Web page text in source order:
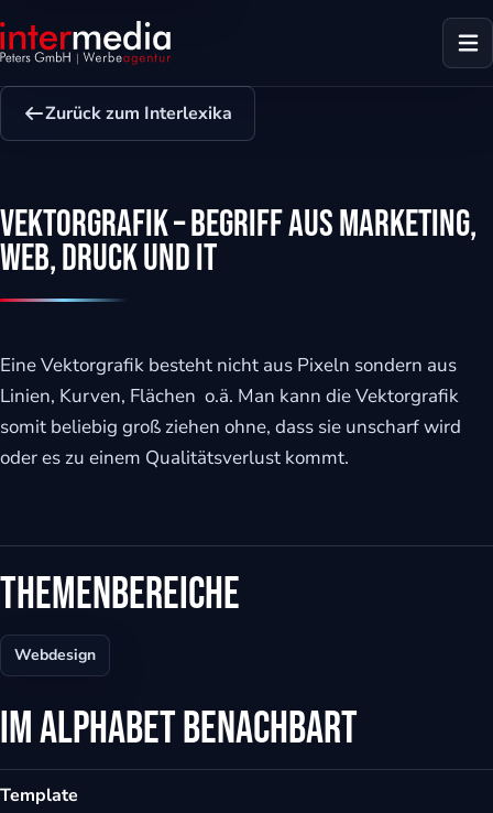
Zurück zum Interlexika
Vektorgrafik – Begriff aus Marketing,
Web, Druck und IT
Eine Vektorgrafik besteht nicht aus Pixeln sondern aus
Linien, Kurven, Flächen o.ä. Man kann die Vektorgrafik
somit beliebig groß ziehen ohne, dass sie unscharf wird
oder es zu einem Qualitätsverlust kommt.
Themenbereiche
Webdesign
Im Alphabet benachbart
Template